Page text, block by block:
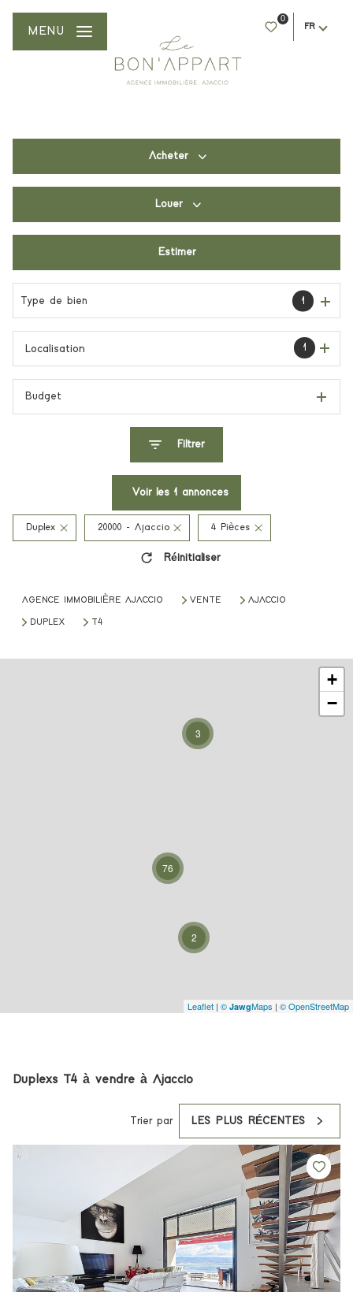
0
FR
MENU
Acheter
Louer
Estimer
Type de bien 1
1
Localisation
Budget
Filtrer
Voir les 1 annonces
Duplex 20000 - Ajaccio 4 Pièces
Réinitialiser
AGENCE IMMOBILIÈRE AJACCIO VENTE AJACCIO
DUPLEX T4
3
2
76
+
−
Leaflet | © JawgMaps | © OpenStreetMap
Duplexs T4 à vendre à Ajaccio
Trier par LES PLUS RÉCENTES